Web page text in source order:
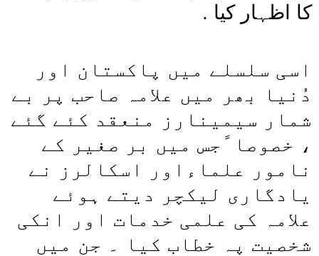
کا اظہار کیا .
اسی سلسلے میں پاکستان اور
دُنیا بھر میں علامہ صاحب پر بے
شمار سیمینارز منعقد کئے گئے
، خصوصا ًجس میں بر صغیر كے
نامور علماءاور اسکالرز نے
یادگاری لیکچر دیتے ہوئے
علامہ کی علمی خدمات اور انکی
شخصیت پہ خطاب کیا ۔ جن میں